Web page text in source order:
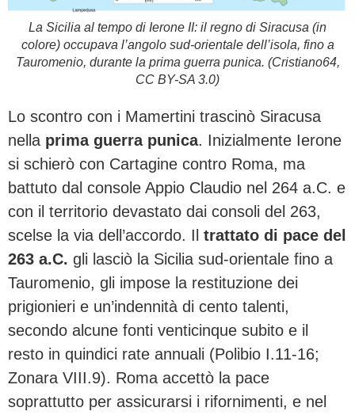
La Sicilia al tempo di Ierone II: il regno di Siracusa (in
colore) occupava l’angolo sud-orientale dell’isola, fino a
Tauromenio, durante la prima guerra punica. (Cristiano64,
CC BY-SA 3.0)
Lo scontro con i Mamertini trascinò Siracusa
nella prima guerra punica. Inizialmente Ierone
si schierò con Cartagine contro Roma, ma
battuto dal console Appio Claudio nel 264 a.C. e
con il territorio devastato dai consoli del 263,
scelse la via dell’accordo. Il trattato di pace del
263 a.C. gli lasciò la Sicilia sud-orientale fino a
Tauromenio, gli impose la restituzione dei
prigionieri e un’indennità di cento talenti,
secondo alcune fonti venticinque subito e il
resto in quindici rate annuali (Polibio I.11-16;
Zonara VIII.9). Roma accettò la pace
soprattutto per assicurarsi i rifornimenti, e nel